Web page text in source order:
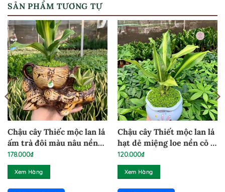
SẢN PHẨM TƯƠNG TỰ
Chậu cây Thiếc mộc lan lá
ấm trà đôi màu nâu nền
cỏ – TMLCAT1
178.000₫
Xem Hàng
Chậu cây Thiết mộc lan lá
hạt dẻ miệng loe nền cỏ –
TMLCHD1
120.000₫
Xem Hàng